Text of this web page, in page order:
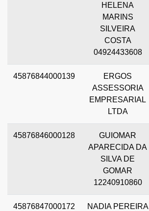
HELENA
MARINS
SILVEIRA
COSTA
04924433608
45876844000139
ERGOS
ASSESSORIA
EMPRESARIAL
LTDA
45876846000128
GUIOMAR
APARECIDA DA
SILVA DE
GOMAR
12240910860
45876847000172
NADIA PEREIRA